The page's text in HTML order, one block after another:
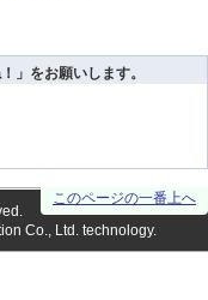
」をお願いします。
このページの一番上へ
Co., Ltd. technology.